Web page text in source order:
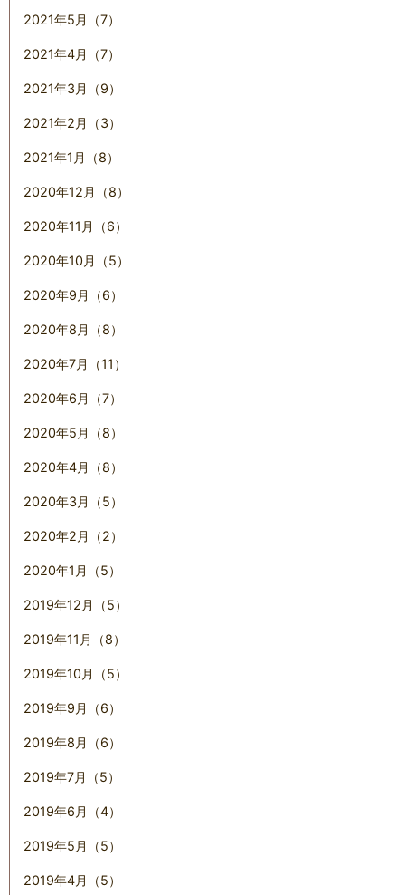
2021年5月（7）
2021年4月（7）
2021年3月（9）
2021年2月（3）
2021年1月（8）
2020年12月（8）
2020年11月（6）
2020年10月（5）
2020年9月（6）
2020年8月（8）
2020年7月（11）
2020年6月（7）
2020年5月（8）
2020年4月（8）
2020年3月（5）
2020年2月（2）
2020年1月（5）
2019年12月（5）
2019年11月（8）
2019年10月（5）
2019年9月（6）
2019年8月（6）
2019年7月（5）
2019年6月（4）
2019年5月（5）
2019年4月（5）